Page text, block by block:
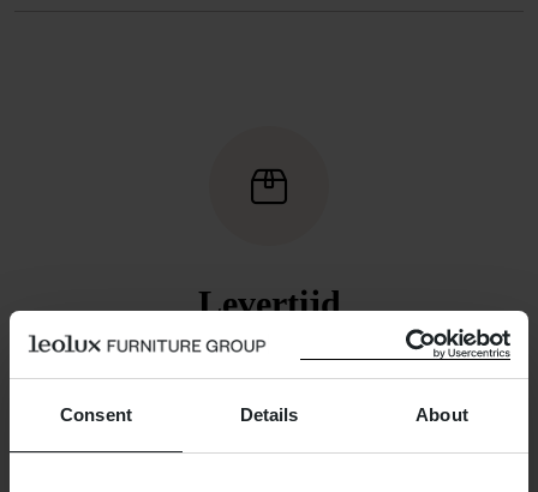
Consent Details About
Levertijd
De volgende dag bezorgd kunnen we helaas
binnen een week is verzonden. Zodra dat het
geval is, ontvangt u van ons een mail waarmee u